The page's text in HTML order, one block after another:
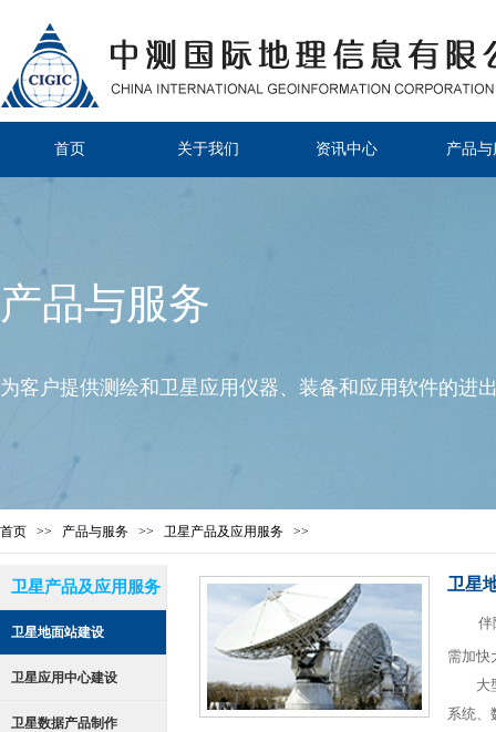
首页 关于我们 资讯中心 产品与
产品与服务
为客户提供测绘和卫星应用仪器、装备和应用软件的进
首页 >> 产品与服务 >> 卫星产品及应用服务 >>
卫星
伴
需加快
大型
系统、
卫星产品及应用服务
卫星地面站建设
卫星应用中心建设
卫星数据产品制作